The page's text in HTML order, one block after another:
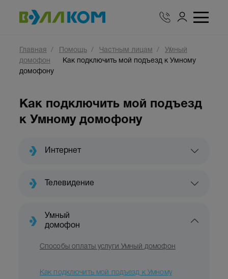
Главная Помощь Частным лицам
Умный
домофон
Как подключить мой подъезд к Умному
домофону
Как подключить мой подъезд
к Умному домофону
Интернет
Телевидение
Умный
домофон
Способы оплаты услуги Умный домофон
Как подключить мой подъезд к Умному